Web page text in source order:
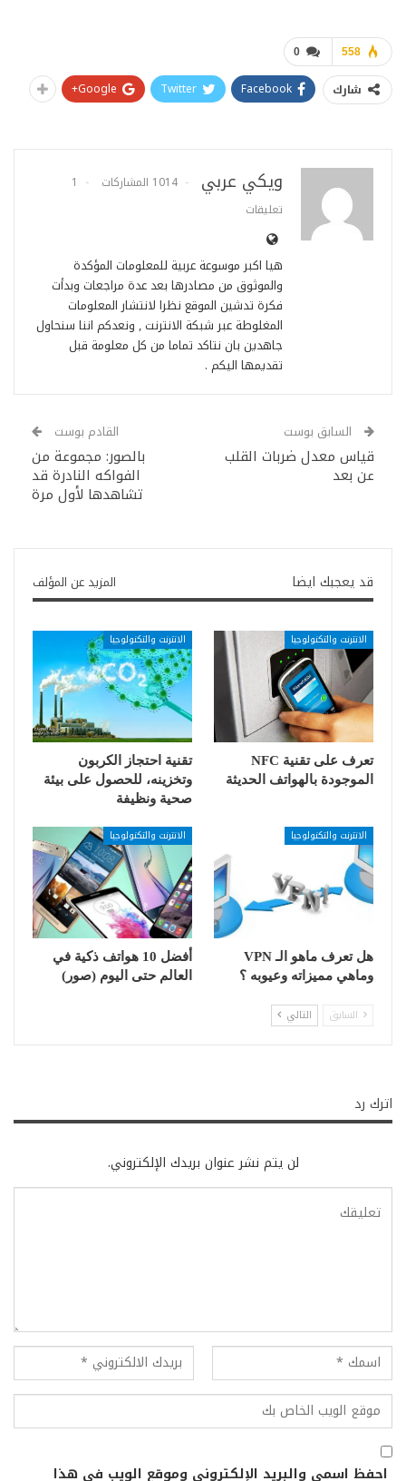
0 558
شارك Facebook
Twitter
Google+
ويكي عربي 1014 المشاركات
1
تعليقات
هيا اكبر موسوعة عربية للمعلومات المؤكدة
والموثوق من مصادرها بعد عدة مراجعات وبدأت
فكرة تدشين الموقع نظرا لانتشار المعلومات
المغلوطة عبر شبكة الانترنت , ونعدكم اننا سنحاول
جاهدين بان نتاكد تماما من كل معلومة قبل
تقديمها اليكم .
السابق بوست
قياس معدل ضربات القلب
عن بعد
القادم بوست
بالصور: مجموعة من
الفواكه النادرة قد
تشاهدها لأول مرة
قد يعجبك ايضا المزيد عن المؤلف
الانترنت والتكنولوجيا
تعرف على تقنية NFC
الموجودة بالهواتف الحديثة
الانترنت والتكنولوجيا
تقنية احتجاز الكربون
وتخزينه، للحصول على بيئة
صحية ونظيفة
الانترنت والتكنولوجيا
هل تعرف ماهو الـ VPN
وماهي مميزاته وعيوبه ؟
الانترنت والتكنولوجيا
أفضل 10 هواتف ذكية في
العالم حتى اليوم (صور)
السابق التالي
اترك رد
لن يتم نشر عنوان بريدك الإلكتروني.
احفظ اسمي والبريد الإلكتروني وموقع الويب في هذا